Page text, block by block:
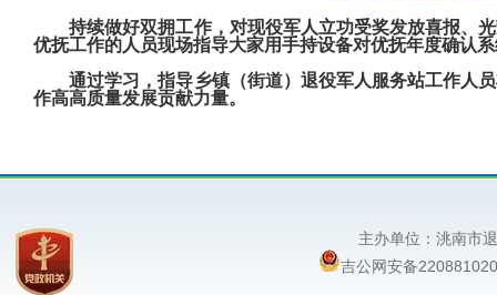
持续做好双拥工作，对现役军人立功受奖发放喜报、
优抚工作的人员现场指导大家用手持设备对优抚年度确认
通过学习，指导乡镇（街道）退役军人服务站工作人
作高高质量发展贡献力量。
主办单位：洮南
吉公网安备